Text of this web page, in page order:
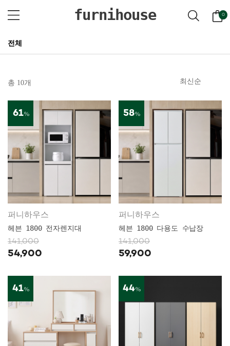
0
furnihouse
전체
총 10개
61%
퍼니하우스
헤븐 1800 전자렌지대
141,000
54,900
58%
퍼니하우스
헤븐 1800 다용도 수납장
141,000
59,900
41% 44%